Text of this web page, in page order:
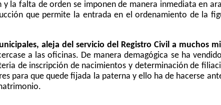
la falta de orden se imponen de manera inmediata en
que permite la entrada en el ordenamiento de la
aleja del servicio del Registro Civil a muchos
a las oficinas. De manera demagógica se ha
de inscripción de nacimientos y determinación de
para que quede fijada la paterna y ello ha de hacerse